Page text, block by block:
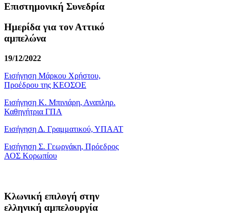
Επιστημονική Συνεδρία
Ημερίδα για τον Αττικό
αμπελώνα
19/12/2022
Εισήγηση Μάρκου Χρήστου,
Προέδρου της ΚΕΟΣΟΕ
Εισήγηση Κ. Μπινιάρη, Αναπληρ.
Καθηγήτρια ΓΠΑ
Εισήγηση Δ. Γραμματικού, ΥΠΑΑΤ
Εισήγηση Σ. Γεωργάκη, Πρόεδρος
ΑΟΣ Κορωπίου
Κλωνική επιλογή στην
ελληνική αμπελουργία